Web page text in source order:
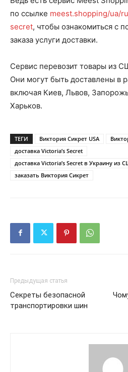
по ссылке meest.shopping/ua/
secret, чтобы ознакомиться с
заказа услуги доставки.
Сервис перевозит товары из
Они могут быть доставлены в
включая Киев, Львов,
Харьков.
ТЕГИ Виктория Сикрет USA
доставка Victoria’s Secret
доставка Victoria’s Secret в Украину из
заказать Виктория Сикрет
Предыдущая статья
Секреты безопасной
транспортировки шин